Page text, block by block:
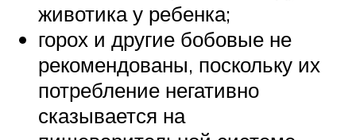
животика у ребенка;
горох и другие бобовые не
рекомендованы, поскольку их
потребление негативно
сказывается на